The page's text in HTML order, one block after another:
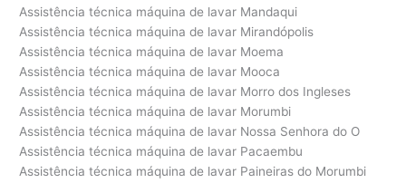
Assistência técnica máquina de lavar Mandaqui
Assistência técnica máquina de lavar Mirandópolis
Assistência técnica máquina de lavar Moema
Assistência técnica máquina de lavar Mooca
Assistência técnica máquina de lavar Morro dos Ingleses
Assistência técnica máquina de lavar Morumbi
Assistência técnica máquina de lavar Nossa Senhora do O
Assistência técnica máquina de lavar Pacaembu
Assistência técnica máquina de lavar Paineiras do Morumbi